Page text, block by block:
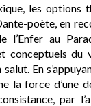
les options
poète, en
l’Enfer au
conceptuels du
En
la force d’une
par